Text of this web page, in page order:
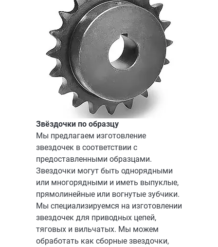
Звёздочки по образцу
Мы предлагаем изготовление
звездочек в соответствии с
предоставленными образцами.
Звездочки могут быть однорядными
или многорядными и иметь выпуклые,
прямолинейные или вогнутые зубчики.
Мы специализируемся на изготовлении
звездочек для приводных цепей,
тяговых и вильчатых. Мы можем
обработать как сборные звездочки,